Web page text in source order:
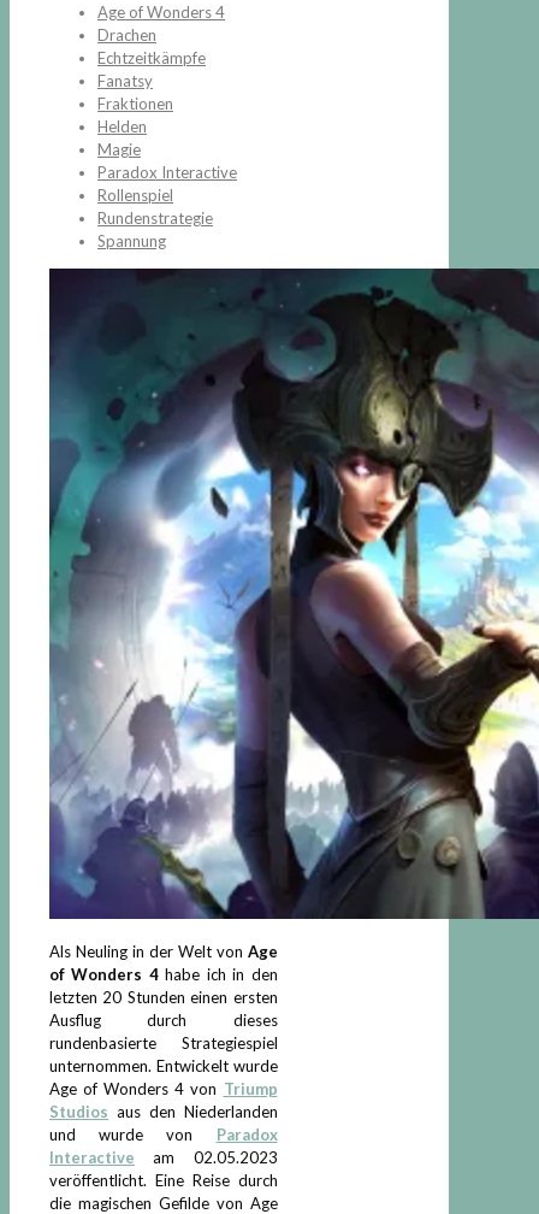
Age of Wonders 4
Drachen
Echtzeitkämpfe
Fanatsy
Fraktionen
Helden
Magie
Paradox Interactive
Rollenspiel
Rundenstrategie
Spannung
Als Neuling in der Welt von Age
of Wonders 4habe ich in den
letzten 20 Stunden einen ersten
Ausflug durch dieses
rundenbasierte Strategiespiel
unternommen. Entwickelt wurde
Age of Wonders 4 von Triump
Studios aus den Niederlanden
und wurde von Paradox
Interactive am 02.05.2023
veröffentlicht. Eine Reise durch
die magischen Gefilde von Age